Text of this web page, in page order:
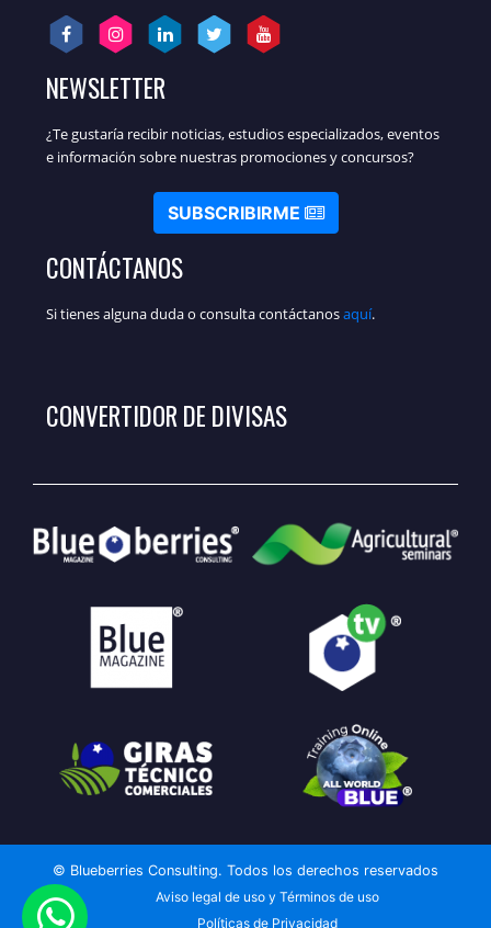
NEWSLETTER
¿Te gustaría recibir noticias, estudios especializados, eventos
e información sobre nuestras promociones y concursos?
SUBSCRIBIRME
CONTÁCTANOS
Si tienes alguna duda o consulta contáctanosaquí.
CONVERTIDOR DE DIVISAS
© Blueberries Consulting. Todos los derechos reservados
Aviso legal de uso y Términos de uso
Políticas de Privacidad